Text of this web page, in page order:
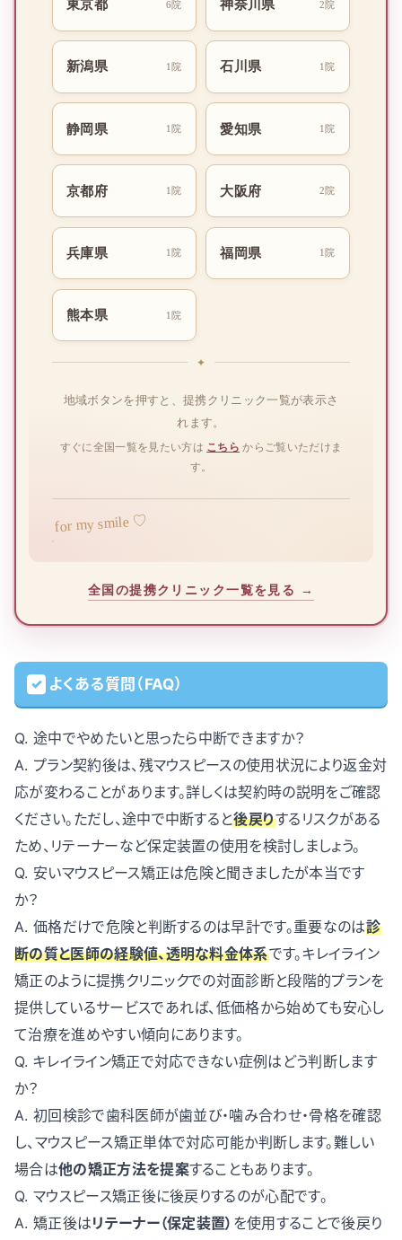
東京都 6院 神奈川県 2院
新潟県 1院 石川県 1院
静岡県 1院 愛知県 1院
京都府 1院 大阪府 2院
兵庫県 1院 福岡県 1院
熊本県 1院
地域ボタンを押すと、提携クリニック一覧が表示さ
れます。
すぐに全国一覧を見たい方は こちら からご覧いただけま
す。
for my smile ♡
全国の提携クリニック一覧を見る →
よくある質問（FAQ）
Q. 途中でやめたいと思ったら中断できますか？
A. プラン契約後は、残マウスピースの使用状況により返金対
応が変わることがあります。詳しくは契約時の説明をご確認
ください。ただし、途中で中断すると後戻りするリスクがある
ため、リテーナーなど保定装置の使用を検討しましょう。
Q. 安いマウスピース矯正は危険と聞きましたが本当です
か？
A. 価格だけで危険と判断するのは早計です。重要なのは診
断の質と医師の経験値、透明な料金体系です。キレイライン
矯正のように提携クリニックでの対面診断と段階的プランを
提供しているサービスであれば、低価格から始めても安心し
て治療を進めやすい傾向にあります。
Q. キレイライン矯正で対応できない症例はどう判断します
か？
A. 初回検診で歯科医師が歯並び・噛み合わせ・骨格を確認
し、マウスピース矯正単体で対応可能か判断します。難しい
場合は他の矯正方法を提案することもあります。
Q. マウスピース矯正後に後戻りするのが心配です。
A. 矯正後はリテーナー（保定装置） を使用することで後戻り